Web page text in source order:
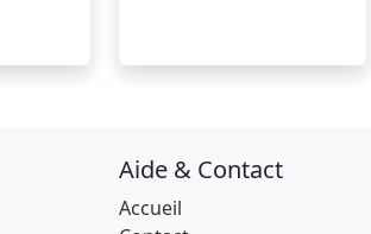
Aide & Contact
Accueil